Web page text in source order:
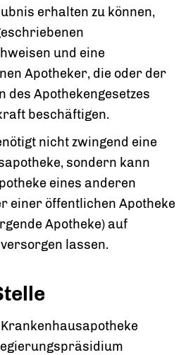
erhalten zu können,
und eine
Apotheker, die oder der
des Apothekengesetzes
beschäftigen.
nicht zwingend eine
sondern kann
eines anderen
einer öffentlichen Apotheke
Apotheke) auf
lassen.